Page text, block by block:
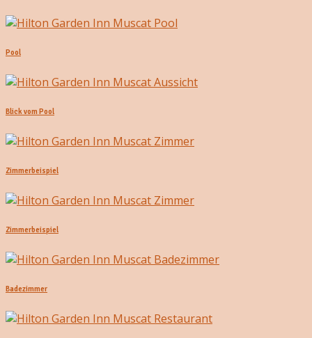
Pool
Blick vom Pool
Zimmerbeispiel
Zimmerbeispiel
Badezimmer